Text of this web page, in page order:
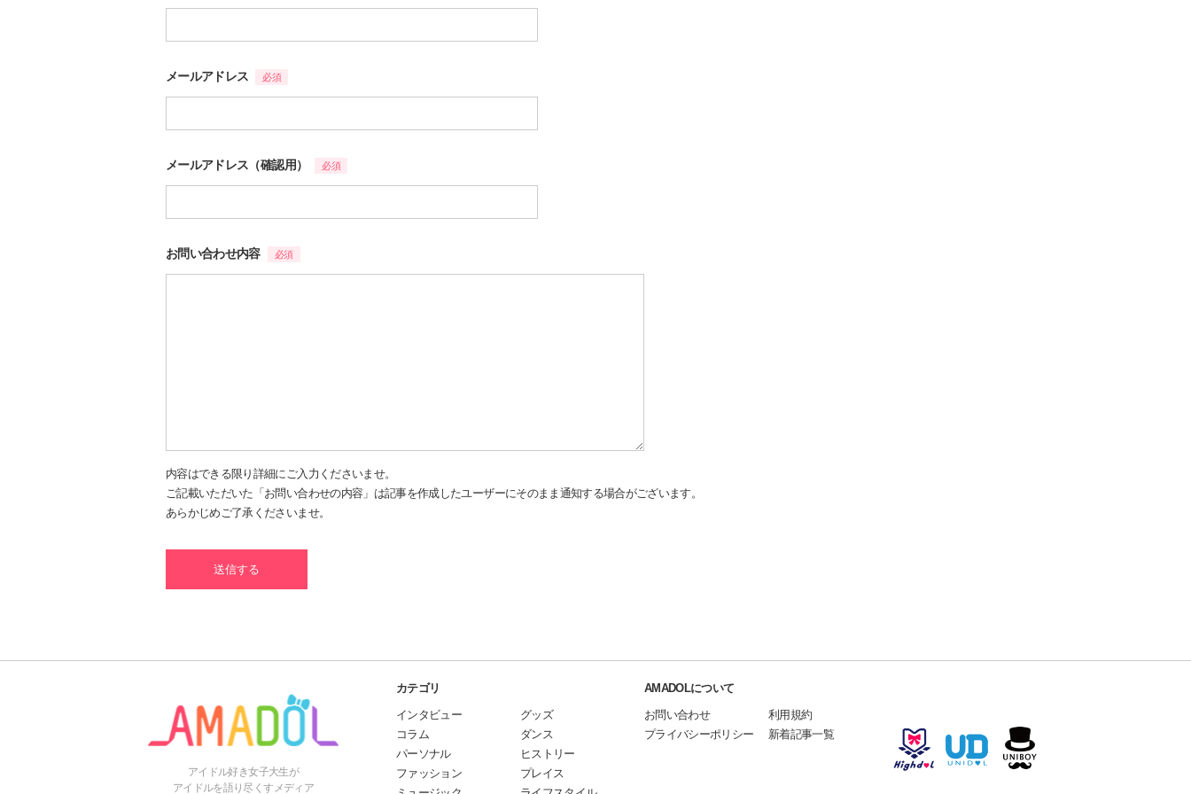
メールアドレス 必須
メールアドレス（確認用） 必須
お問い合わせ内容 必須
内容はできる限り詳細にご入力くださいませ。
ご記載いただいた「お問い合わせの内容」は記事を作成したユーザーにそのまま通知する場合がございます。
あらかじめご了承くださいませ。
アイドル好き女子大生が
アイドルを語り尽くすメディア
カテゴリ
インタビュー
グッズ
コラム
ダンス
パーソナル
ヒストリー
ファッション
プレイス
AMADOLについて
お問い合わせ
利用規約
プライバシーポリシー
新着記事一覧